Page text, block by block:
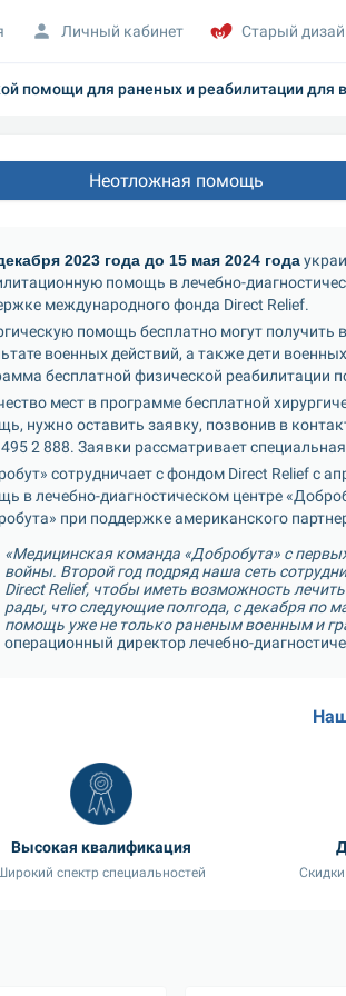
помощи для раненых и реабилитации для
Неотложная помощь
2023 года до 15 мая 2024 года
помощь в лечебно-
международного фонда Direct Relief.
помощь бесплатно могут
военных действий, а также дети
бесплатной физической реабилитации
мест в программе бесплатной
нужно оставить заявку, позвонив в
2 888. Заявки рассматривает
сотрудничает с фондом Direct Relief с
в лечебно-диагностическом центре
при поддержке американского
«Медицинская команда «Добробута» с
войны. Второй год подряд наша сеть
Direct Relief, чтобы иметь возможность
рады, что следующие полгода, с декабря по
помощь уже не только раненым военным и
операционный директор лечебно-
Высокая квалификация
спектр специальностей
Личный кабинет Старый